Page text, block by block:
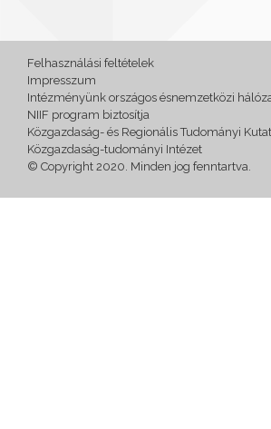
Felhasználási feltételek
Impresszum
Intézményünk országos ésnemzetközi
NIIF program biztosítja
Közgazdaság- és Regionális Tudományi
Közgazdaság-tudományi Intézet
© Copyright 2020. Minden jog fenntartva.